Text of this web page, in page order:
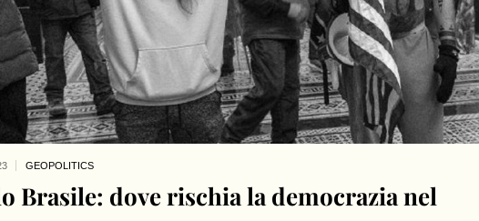
GEOPOLITICS
Brasile: dove rischia la democrazia nel